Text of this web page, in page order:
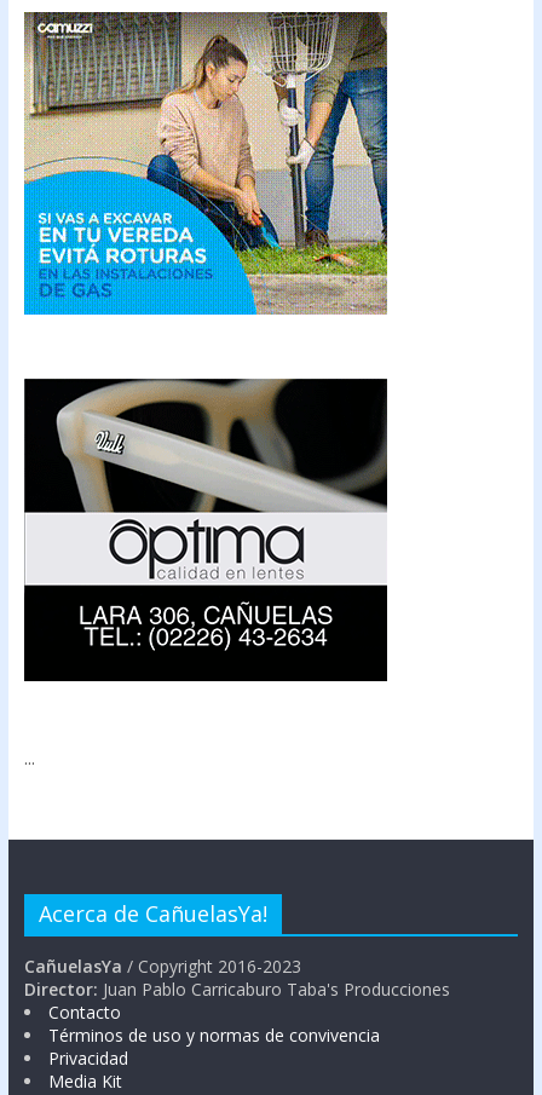
...
Acerca de CañuelasYa!
CañuelasYa / Copyright 2016-2023
Director: Juan Pablo Carricaburo Taba's Producciones
Contacto
Términos de uso y normas de convivencia
Privacidad
Media Kit